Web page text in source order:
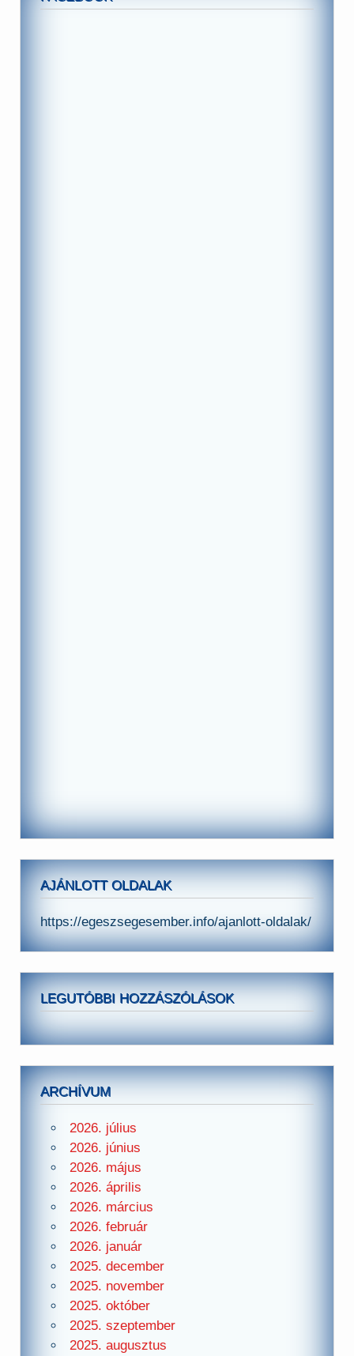
AJÁNLOTT OLDALAK
https://egeszsegesember.info/ajanlott-oldalak/
LEGUTÓBBI HOZZÁSZÓLÁSOK
ARCHÍVUM
2026. július
2026. június
2026. május
2026. április
2026. március
2026. február
2026. január
2025. december
2025. november
2025. október
2025. szeptember
2025. augusztus